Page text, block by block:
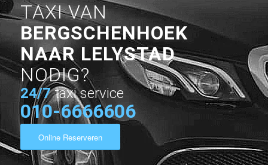
TAXI VAN
BERGSCHENHOEK
NAAR LELYSTAD
NODIG?
24/7 taxi service
010-6666606
Online Reserveren